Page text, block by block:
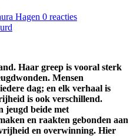
Hagen 0 reacties
Haar greep is vooral sterk
Mensen
dag; en elk verhaal is
is ook verschillend.
jeugd beide met
en raakten gebonden aan
en overwinning. Hier